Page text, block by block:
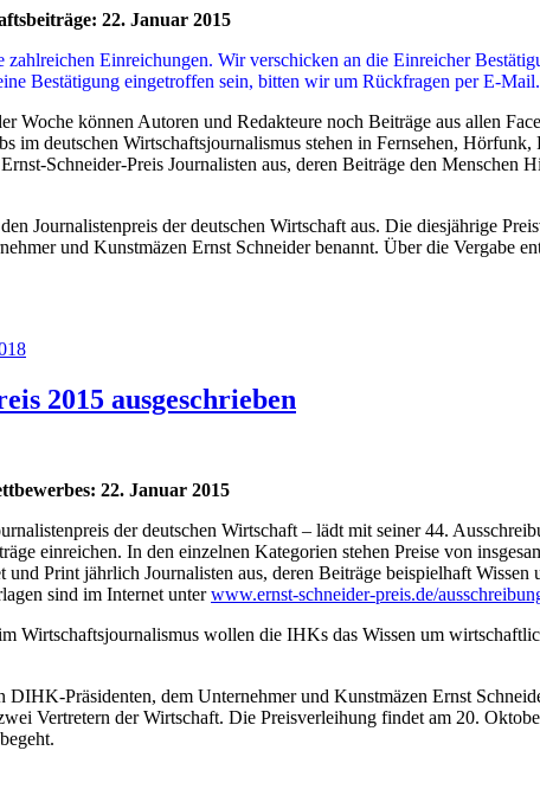
22. Januar 2015
zahlreichen Einreichungen. Wir verschicken an die Einreicher
Bestätigung eingetroffen sein, bitten wir um Rückfragen per E-Mail.
Woche können Autoren und Redakteure noch Bei­träge aus allen
im deutschen Wirtschaftsjournalismus ste­hen in Fernsehen,
Schneider-Preis Journa­listen aus, deren Beiträge den
Journalistenpreis der deutschen Wirt­schaft aus. Die diesjährige
und Kunstmäzen Ernst Schneider benannt. Über die Ver­gabe
2015 ausgeschrieben
22. Januar 2015
der deutschen Wirt­schaft – lädt mit seiner 44.
einreichen. In den einzelnen Kategorien stehen Preise von
Print jährlich Jour­na­listen aus, deren Beiträge beispielhaft
sind im Inter­net unterwww.ernst-schneider-preis.de/
Wirt­schaftsjournalismus wollen die IHKs das Wissen um
DIHK-Präsidenten, dem Unternehmer und Kunstmäzen Ernst
Vertretern der Wirt­schaft. Die Preisverleihung findet am 20.